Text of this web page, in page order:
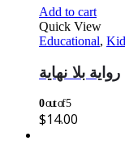
Add to cart
Quick View
Educational,
رواية بلا نهاية
0out of 5
$14.00